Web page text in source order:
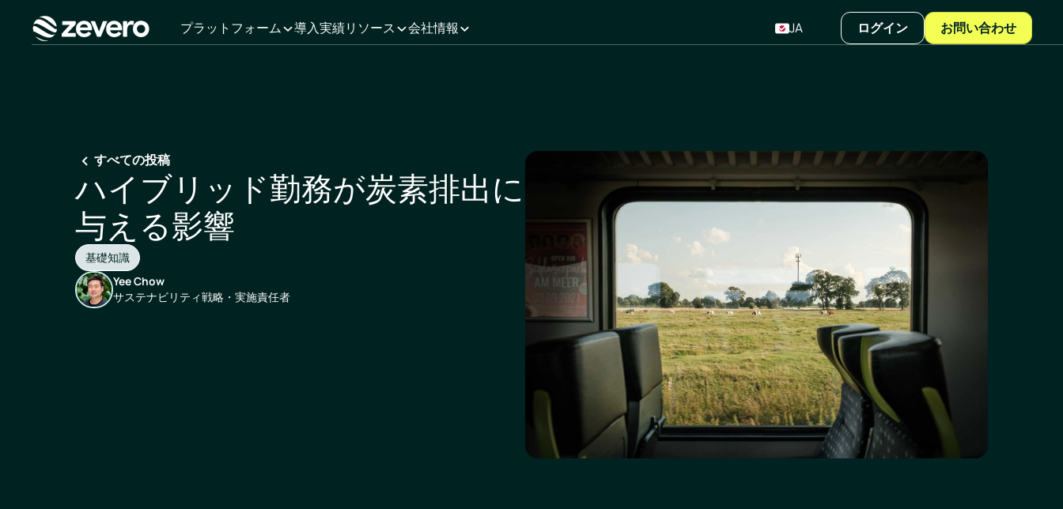
ホーム
プラットフォーム 導入実績リソース 会社情報 JA ログイン お問い合わせ
すべての投稿
ハイブリッド勤務が炭素排出に
与える影響
基礎知識
Yee Chow
サステナビリティ戦略・実施責任者